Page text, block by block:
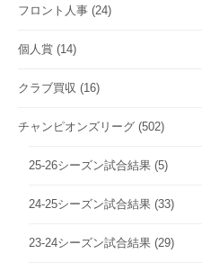
フロント人事 (24)
個人賞 (14)
クラブ買収 (16)
チャンピオンズリーグ (502)
25-26シーズン試合結果 (5)
24-25シーズン試合結果 (33)
23-24シーズン試合結果 (29)